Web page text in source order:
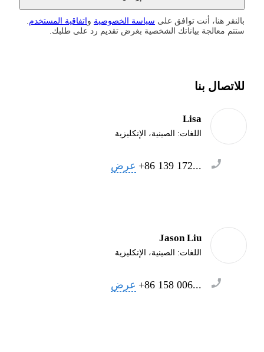
بالنقر هنا، أنت توافق على سياسة الخصوصية واتفاقية المستخدم
ستتم معالجة بياناتك الشخصية بغرض تقديم رد على طلبك.
للاتصال بنا
Lisa
اللغات: الصينية، الإنكليزية
+86 139 172... عرض
Jason Liu
اللغات: الصينية، الإنكليزية
+86 158 006... عرض